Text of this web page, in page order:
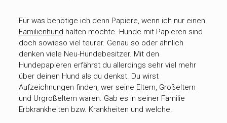
Für was benötige ich denn Papiere, wenn ich nur einen
Familienhund halten möchte. Hunde mit Papieren sind
doch sowieso viel teurer. Genau so oder ähnlich
denken viele Neu-Hundebesitzer. Mit den
Hundepapieren erfährst du allerdings sehr viel mehr
über deinen Hund als du denkst. Du wirst
Aufzeichnungen finden, wer seine Eltern, Großeltern
und Urgroßeltern waren. Gab es in seiner Familie
Erbkrankheiten bzw. Krankheiten und welche.